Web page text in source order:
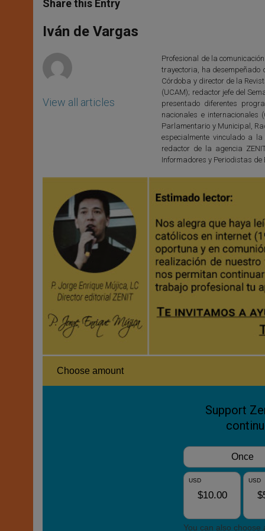
s
p
p
e
g
e
b
o
k
r
Share this Entry
Iván de Vargas
View all articles
Profesional de la
trayectoria, ha desempeñado
Córdoba y director de la
(UCAM); redactor jefe del
presentado diferentes
nacionales e internacionales
Parlamentario y Municipal,
especialmente vinculado a
redactor de la agencia
Informadores y Periodistas de